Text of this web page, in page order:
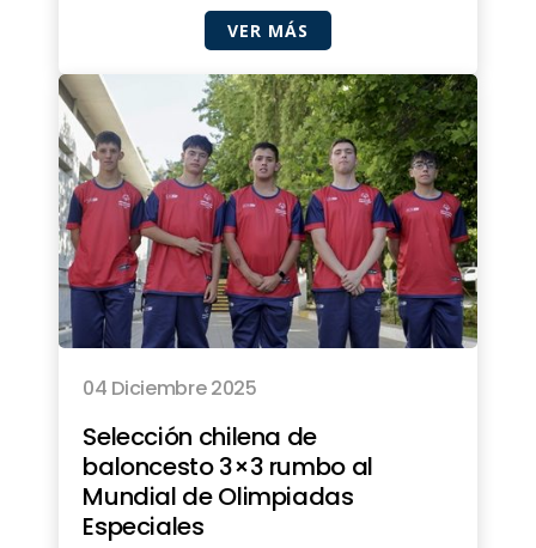
VER MÁS
04 Diciembre 2025
Selección chilena de
baloncesto 3×3 rumbo al
Mundial de Olimpiadas
Especiales